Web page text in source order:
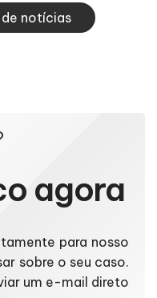
notícias
agora
para nosso
sobre o seu caso.
um e-mail direto